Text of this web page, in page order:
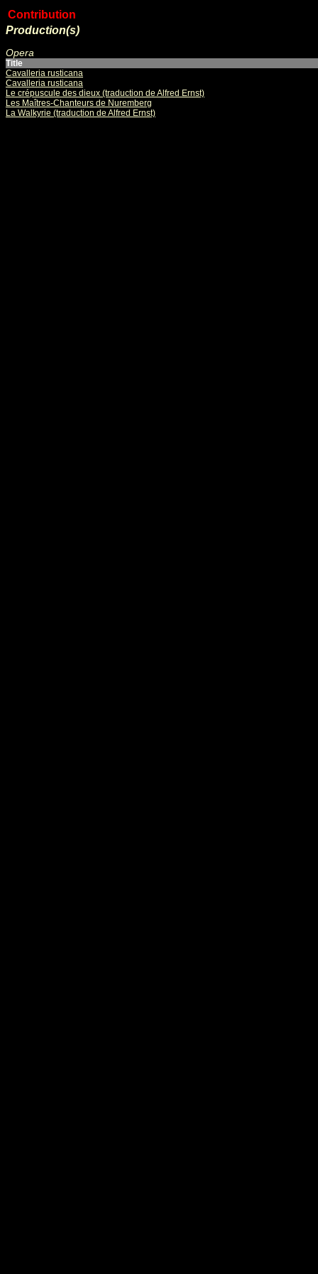
Contribution
Production(s)
Opera
Title
Cavalleria rusticana
Cavalleria rusticana
Le crépuscule des dieux (traduction de Alfred Ernst)
Les Maîtres-Chanteurs de Nuremberg
La Walkyrie (traduction de Alfred Ernst)